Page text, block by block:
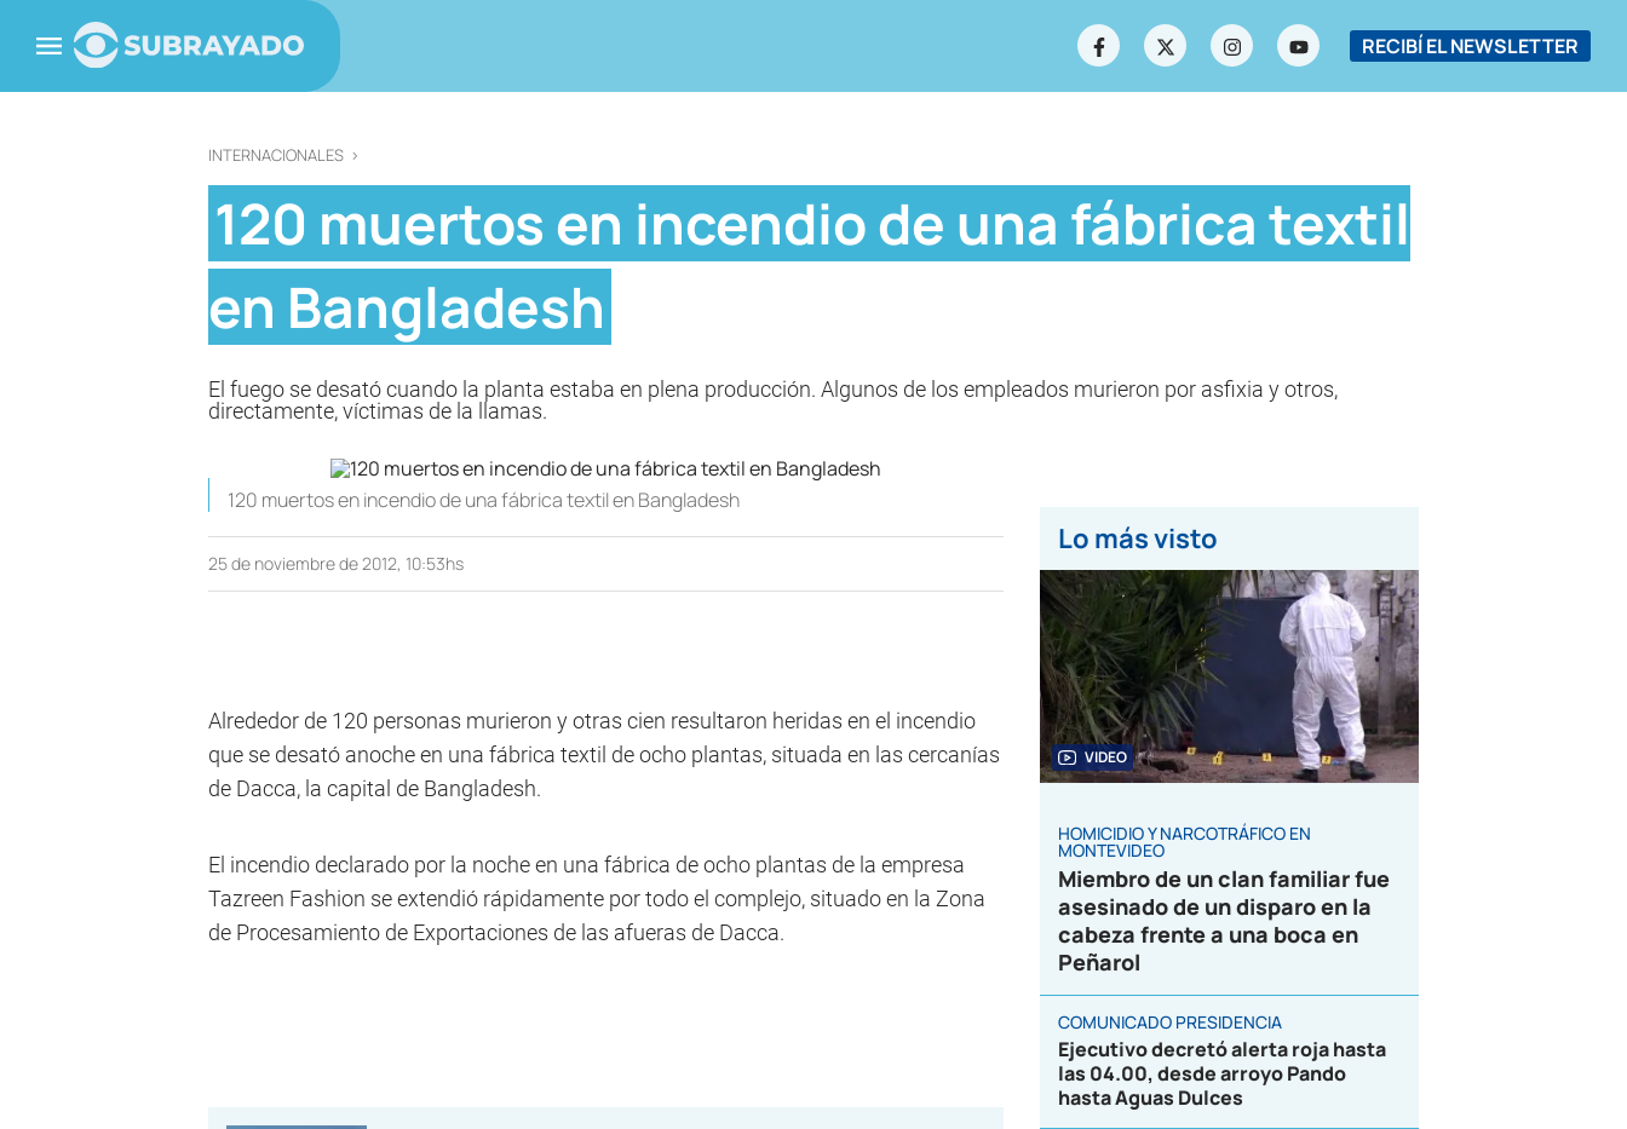
RECIBÍ EL NEWSLETTER
INTERNACIONALES >
120 muertos en incendio de una fábrica textil
en Bangladesh
El fuego se desató cuando la planta estaba en plena producción. Algunos de los empleados murieron por asfixia y otros,
directamente, víctimas de la llamas.
120 muertos en incendio de una fábrica textil en Bangladesh
25 de noviembre de 2012, 10:53hs
Alrededor de 120 personas murieron y otras cien resultaron heridas en el incendio
que se desató anoche en una fábrica textil de ocho plantas, situada en las cercanías
de Dacca, la capital de Bangladesh.
El incendio declarado por la noche en una fábrica de ocho plantas de la empresa
Tazreen Fashion se extendió rápidamente por todo el complejo, situado en la Zona
de Procesamiento de Exportaciones de las afueras de Dacca.
Lo más visto
VIDEO
HOMICIDIO Y NARCOTRÁFICO EN
MONTEVIDEO
Miembro de un clan familiar fue
asesinado de un disparo en la
cabeza frente a una boca en
Peñarol
COMUNICADO PRESIDENCIA
Ejecutivo decretó alerta roja hasta
las 04.00, desde arroyo Pando
hasta Aguas Dulces